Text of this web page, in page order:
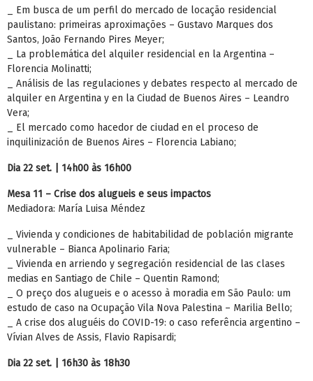
_ Em busca de um perfil do mercado de locação residencial
paulistano: primeiras aproximações – Gustavo Marques dos
Santos, João Fernando Pires Meyer;
_ La problemática del alquiler residencial en la Argentina –
Florencia Molinatti;
_ Análisis de las regulaciones y debates respecto al mercado de
alquiler en Argentina y en la Ciudad de Buenos Aires – Leandro
Vera;
_ El mercado como hacedor de ciudad en el proceso de
inquilinización de Buenos Aires – Florencia Labiano;
Dia 22 set. | 14h00 às 16h00
Mesa 11 – Crise dos alugueis e seus impactos
Mediadora: María Luisa Méndez
_ Vivienda y condiciones de habitabilidad de población migrante
vulnerable – Bianca Apolinario Faria;
_ Vivienda en arriendo y segregación residencial de las clases
medias en Santiago de Chile – Quentin Ramond;
_ O preço dos alugueis e o acesso à moradia em São Paulo: um
estudo de caso na Ocupação Vila Nova Palestina – Marilia Bello;
_ A crise dos aluguéis do COVID-19: o caso referência argentino –
Vívian Alves de Assis, Flavio Rapisardi;
Dia 22 set. | 16h30 às 18h30